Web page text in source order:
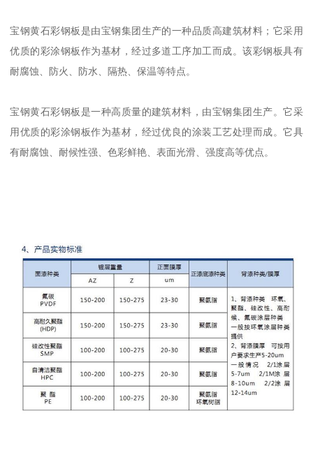
宝钢黄石彩钢板是由宝钢集团生产的一种品质高建筑材料；它采用
优质的彩涂钢板作为基材，经过多道工序加工而成。该彩钢板具有
耐腐蚀、防火、防水、隔热、保温等特点。
宝钢黄石彩钢板是一种高质量的建筑材料，由宝钢集团生产。它采
用优质的彩涂钢板作为基材，经过优良的涂装工艺处理而成。它具
有耐腐蚀、耐候性强、色彩鲜艳、表面光滑、强度高等优点。